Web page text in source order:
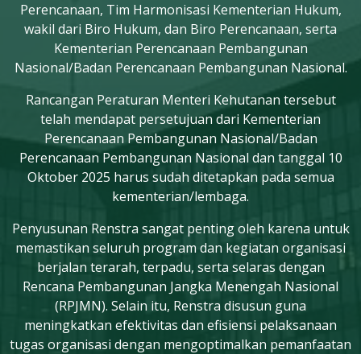
Perencanaan, Tim Harmonisasi Kementerian Hukum,
wakil dari Biro Hukum, dan Biro Perencanaan, serta
Kementerian Perencanaan Pembangunan
Nasional/Badan Perencanaan Pembangunan Nasional.
Rancangan Peraturan Menteri Kehutanan tersebut
telah mendapat persetujuan dari Kementerian
Perencanaan Pembangunan Nasional/Badan
Perencanaan Pembangunan Nasional dan tanggal 10
Oktober 2025 harus sudah ditetapkan pada semua
kementerian/lembaga.
Penyusunan Renstra sangat penting oleh karena untuk
memastikan seluruh program dan kegiatan organisasi
berjalan terarah, terpadu, serta selaras dengan
Rencana Pembangunan Jangka Menengah Nasional
(RPJMN). Selain itu, Renstra disusun guna
meningkatkan efektivitas dan efisiensi pelaksanaan
tugas organisasi dengan mengoptimalkan pemanfaatan